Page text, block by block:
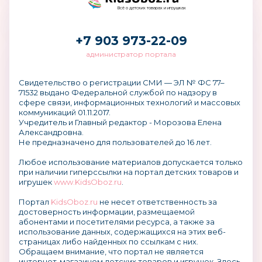
Мы учитываем специфику и особенности
клиенту индивидуально. Наши клиенты
с транспортными компаниями, освоены все
направления движения грузов. Опытные
сотрудники нашей компании
разрабатывают наиболее подходящие
способы доставки для каждого клиента.
Доставка в любую точку Санкт-Петербурга, в
том числе до транспортной компании,
осуществляется бесплатно при сумме заказа
от 5 000 руб.
Компания приглашает к сотрудничеству:
Всё о детских товарах и игрушках
+7 903 973-22-09
администратор портала
Свидетельство о регистрации СМИ — ЭЛ № ФС 77–
71532 выдано Федеральной службой по надзору в
сфере связи, информационных технологий и массовых
коммуникаций 01.11.2017.
Учредитель и Главный редактор - Морозова Елена
Александровна.
Не предназначено для пользователей до 16 лет.
Любое использование материалов допускается только
при наличии гиперссылки на портал детских товаров и
игрушекwww.KidsOboz.ru
Портал KidsOboz.ru не несет ответственность за
достоверность информации, размещаемой
абонентами и посетителями ресурса, а также за
использование данных, содержащихся на этих веб-
страницах либо найденных по ссылкам с них.
Обращаем внимание, что портал не является